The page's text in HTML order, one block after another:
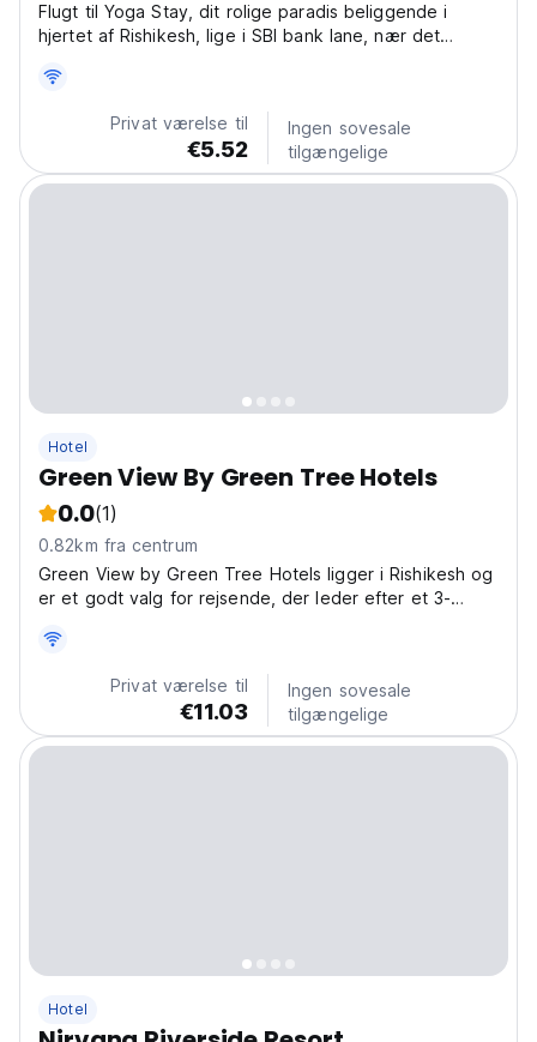
Flugt til Yoga Stay, dit rolige paradis beliggende i
hjertet af Rishikesh, lige i SBI bank lane, nær det
Rishikeshs spirituelle stemning, mens du nyder et
hyggeligt og komfortabelt ophold på vores hotel.
Forestil...Privat værelse til
€5.52
Ingen sovesale
tilgængelige
Hotel
Green View By Green Tree Hotels
0.0(1)
0.82km fra centrum
Green View by Green Tree Hotels ligger i Rishikesh og
er et godt valg for rejsende, der leder efter et 3-
Privat værelse til
€11.03
Ingen sovesale
tilgængelige
Hotel